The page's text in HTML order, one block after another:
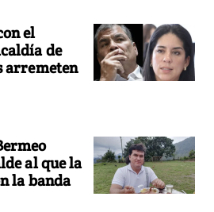
el
de
arremeten
al que la
la banda